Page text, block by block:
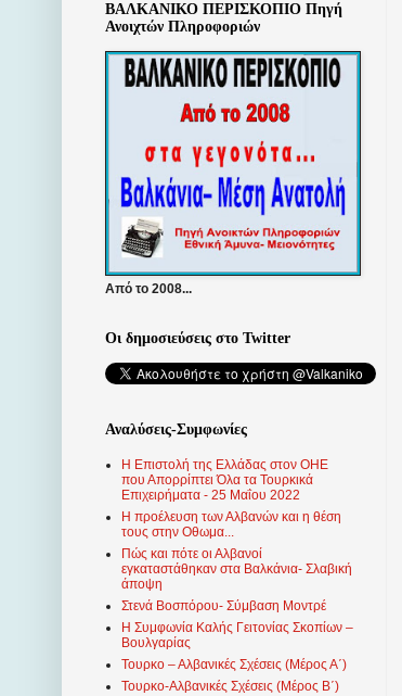
ΒΑΛΚΑΝΙΚΟ ΠΕΡΙΣΚΟΠΙΟ Πηγή
Ανοιχτών Πληροφοριών
Από το 2008...
Οι δημοσιεύσεις στο Twitter
Αναλύσεις-Συμφωνίες
Η Επιστολή της Ελλάδας στον ΟΗΕ
που Απορρίπτει Όλα τα Τουρκικά
Επιχειρήματα - 25 Μαΐου 2022
Η προέλευση των Αλβανών και η θέση
τους στην Οθωμα...
Πώς και πότε οι Αλβανοί
εγκαταστάθηκαν στα Βαλκάνια- Σλαβική
άποψη
Στενά Βοσπόρου- Σύμβαση Μοντρέ
Η Συμφωνία Καλής Γειτονίας Σκοπίων –
Βουλγαρίας
Τουρκο – Αλβανικές Σχέσεις (Mέρος Α΄)
Τουρκο-Αλβανικές Σχέσεις (Μέρος Β΄)